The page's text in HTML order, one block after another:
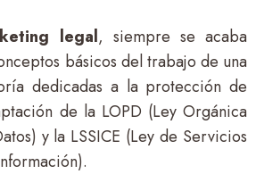
legal, siempre se acaba
básicos del trabajo de una
dedicadas a la protección de
de la LOPD (Ley Orgánica
y la LSSICE (Ley de Servicios